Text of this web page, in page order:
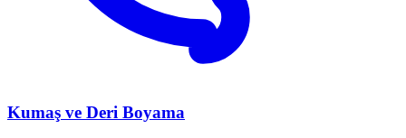
Kumaş ve Deri Boyama